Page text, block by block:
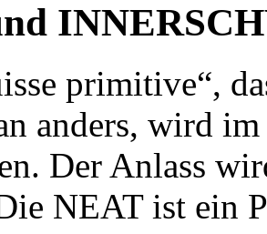
primitive“,
anders, wird
Der Anlass
NEAT ist ein